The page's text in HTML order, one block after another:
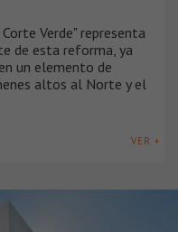
Verde" representa
de esta reforma, ya
un elemento de
altos al Norte y el
VER +